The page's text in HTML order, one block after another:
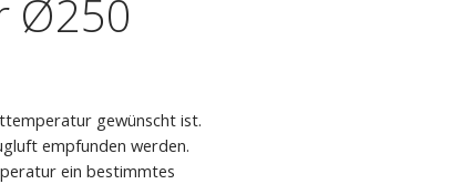
Ø250
gewünscht ist.
empfunden werden.
ein bestimmtes